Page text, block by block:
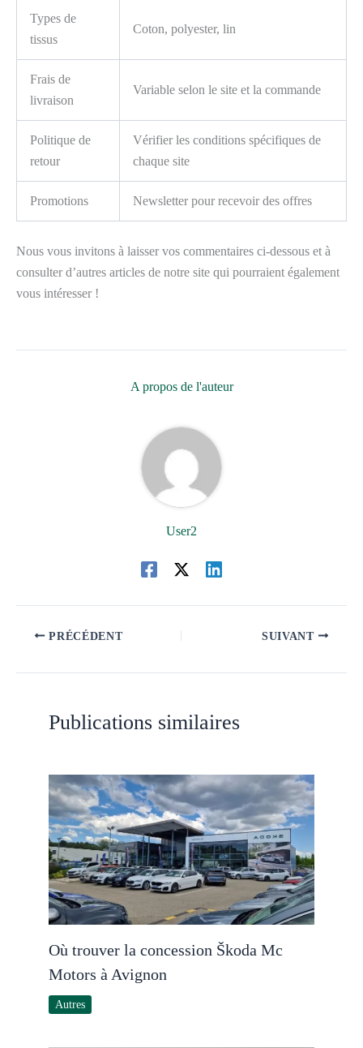
Types de
tissus
Coton, polyester, lin
Frais de
livraison
Variable selon le site et la commande
Politique de
retour
Vérifier les conditions spécifiques de
chaque site
Promotions Newsletter pour recevoir des offres
Nous vous invitons à laisser vos commentaires ci-dessous et à
consulter d’autres articles de notre site qui pourraient également
vous intéresser !
A propos de l'auteur
User2
PRÉCÉDENT SUIVANT
Publications similaires
Où trouver la concession Škoda Mc
Motors à Avignon
Autres